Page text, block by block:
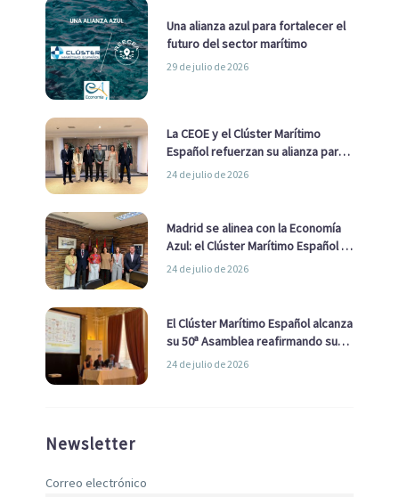
Una alianza azul para fortalecer el
futuro del sector marítimo
29 de julio de 2026
La CEOE y el Clúster Marítimo
Español refuerzan su alianza para
impulsar una estrategia Nacional
24 de julio de 2026
Madrid se alinea con la Economía
Azul: el Clúster Marítimo Español y
la Real Liga Naval avanzan alianzas
24 de julio de 2026
El Clúster Marítimo Español alcanza
su 50ª Asamblea reafirmando su
liderazgo en la Economía Azul
24 de julio de 2026
Newsletter
Correo electrónico